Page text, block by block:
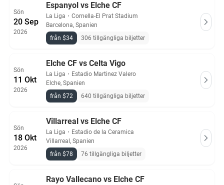
Sön
20 Sep
2026
Espanyol vs Elche CF
La Liga ・ Cornella-El Prat Stadium
Barcelona, Spanien
från $34
306 tillgängliga biljetter
Sön
11 Okt
2026
Elche CF vs Celta Vigo
La Liga ・ Estadio Martinez Valero
Elche, Spanien
från $72
640 tillgängliga biljetter
Sön
18 Okt
2026
Villarreal vs Elche CF
La Liga ・ Estadio de la Ceramica
Villarreal, Spanien
från $78
76 tillgängliga biljetter
Rayo Vallecano vs Elche CF